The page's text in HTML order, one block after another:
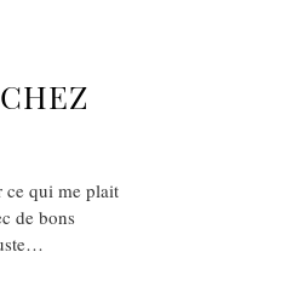
ce qui me plait
de bons